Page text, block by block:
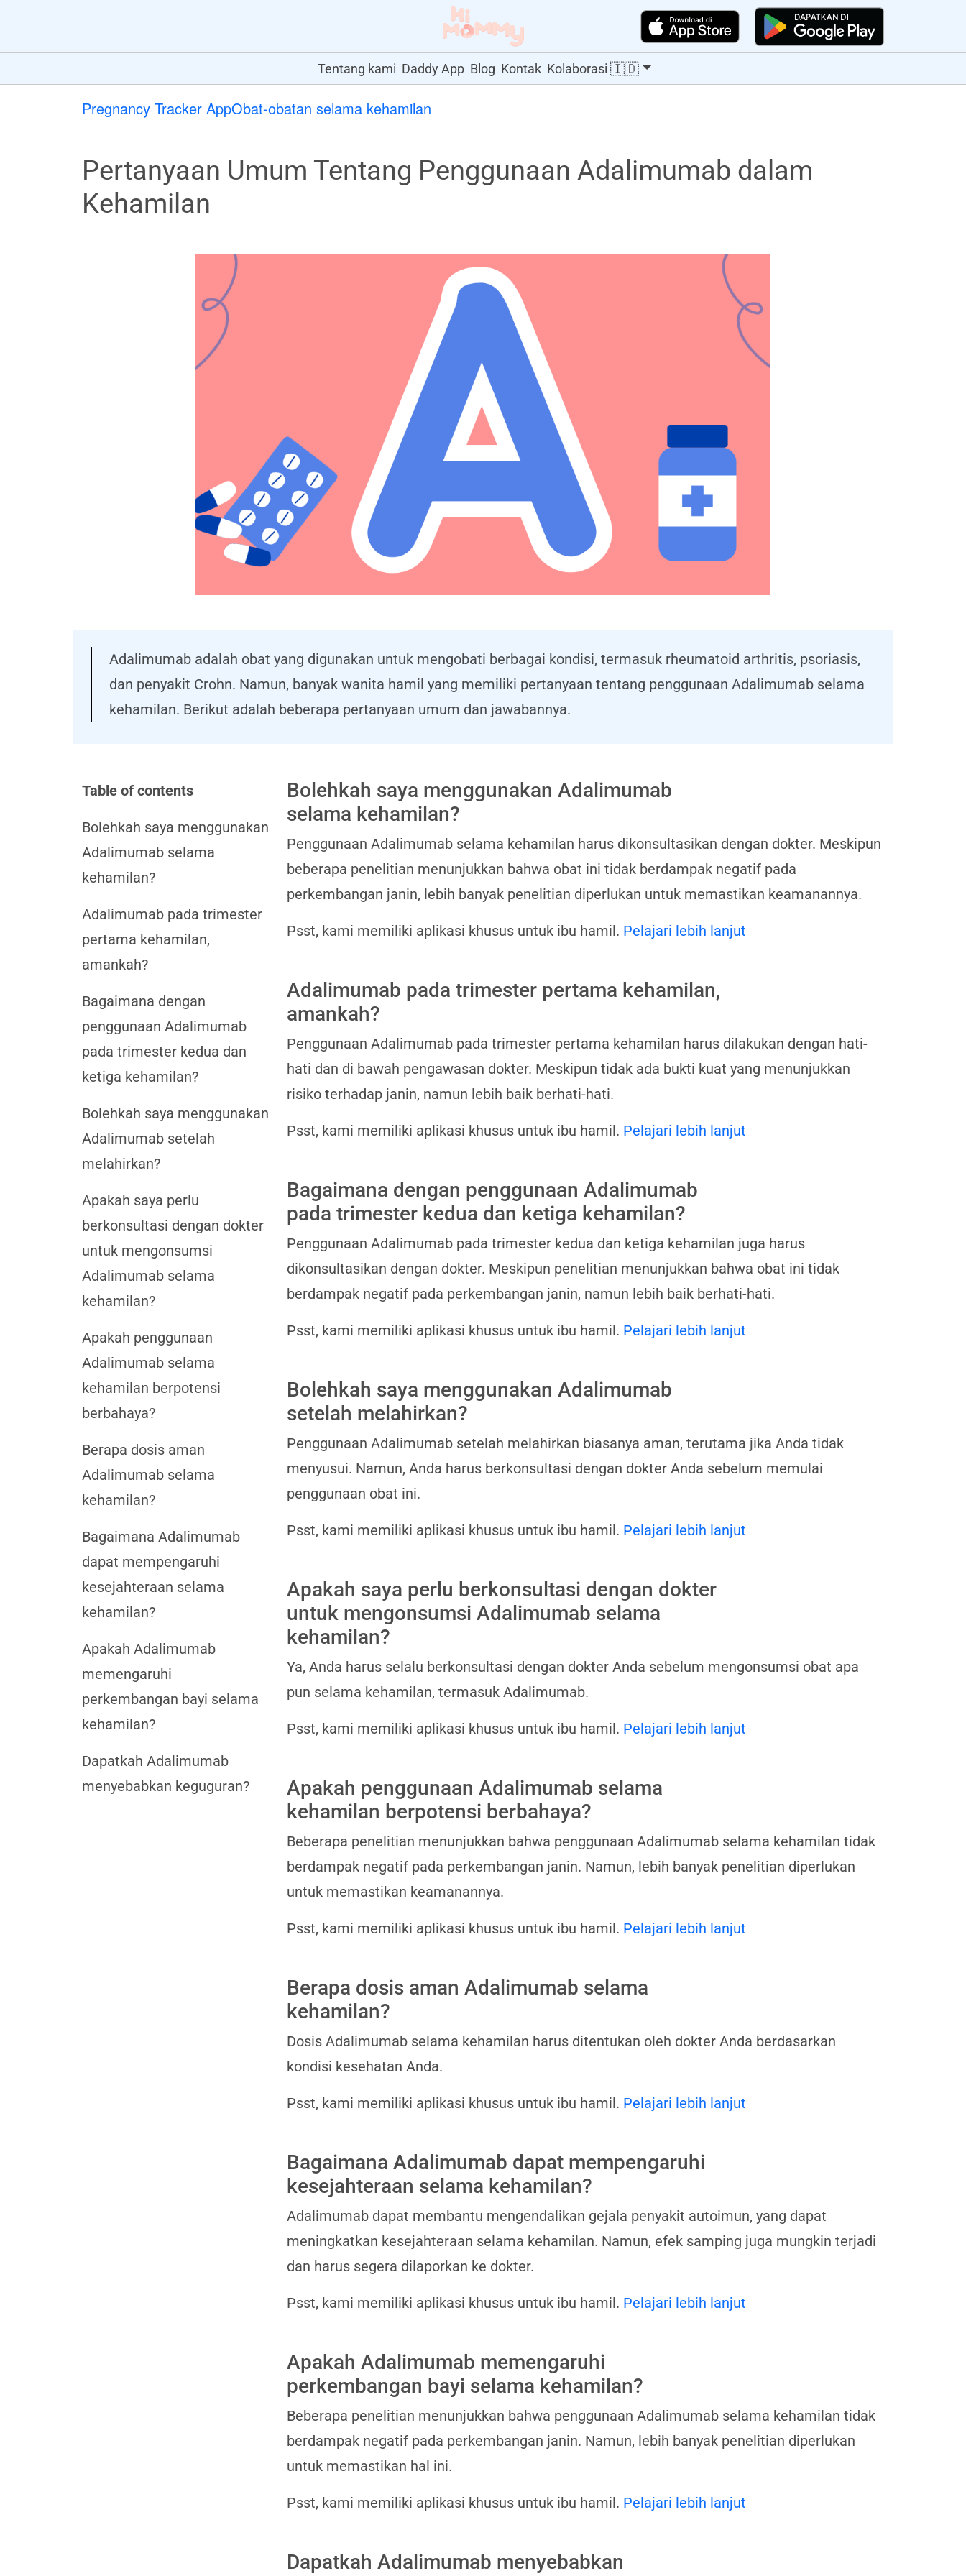
Tentang kami Daddy App Blog Kontak Kolaborasi 🇮🇩
Pregnancy Tracker AppObat-obatan selama kehamilan
Pertanyaan Umum Tentang Penggunaan Adalimumab dalam
Kehamilan
Adalimumab adalah obat yang digunakan untuk mengobati berbagai kondisi, termasuk rheumatoid arthritis, psoriasis,
dan penyakit Crohn. Namun, banyak wanita hamil yang memiliki pertanyaan tentang penggunaan Adalimumab selama
kehamilan. Berikut adalah beberapa pertanyaan umum dan jawabannya.
Table of contents
Bolehkah saya menggunakan
Adalimumab selama
kehamilan?
Adalimumab pada trimester
pertama kehamilan,
amankah?
Bagaimana dengan
penggunaan Adalimumab
pada trimester kedua dan
ketiga kehamilan?
Bolehkah saya menggunakan
Adalimumab setelah
melahirkan?
Apakah saya perlu
berkonsultasi dengan dokter
untuk mengonsumsi
Adalimumab selama
kehamilan?
Apakah penggunaan
Adalimumab selama
kehamilan berpotensi
berbahaya?
Berapa dosis aman
Adalimumab selama
kehamilan?
Bagaimana Adalimumab
dapat mempengaruhi
kesejahteraan selama
kehamilan?
Apakah Adalimumab
memengaruhi
perkembangan bayi selama
kehamilan?
Dapatkah Adalimumab
menyebabkan keguguran?
Bolehkah saya menggunakan Adalimumab
selama kehamilan?
Penggunaan Adalimumab selama kehamilan harus dikonsultasikan dengan dokter. Meskipun
beberapa penelitian menunjukkan bahwa obat ini tidak berdampak negatif pada
perkembangan janin, lebih banyak penelitian diperlukan untuk memastikan keamanannya.
Psst, kami memiliki aplikasi khusus untuk ibu hamil. Pelajari lebih lanjut
Adalimumab pada trimester pertama kehamilan,
amankah?
Penggunaan Adalimumab pada trimester pertama kehamilan harus dilakukan dengan hati-
hati dan di bawah pengawasan dokter. Meskipun tidak ada bukti kuat yang menunjukkan
risiko terhadap janin, namun lebih baik berhati-hati.
Psst, kami memiliki aplikasi khusus untuk ibu hamil. Pelajari lebih lanjut
Bagaimana dengan penggunaan Adalimumab
pada trimester kedua dan ketiga kehamilan?
Penggunaan Adalimumab pada trimester kedua dan ketiga kehamilan juga harus
dikonsultasikan dengan dokter. Meskipun penelitian menunjukkan bahwa obat ini tidak
berdampak negatif pada perkembangan janin, namun lebih baik berhati-hati.
Psst, kami memiliki aplikasi khusus untuk ibu hamil. Pelajari lebih lanjut
Bolehkah saya menggunakan Adalimumab
setelah melahirkan?
Penggunaan Adalimumab setelah melahirkan biasanya aman, terutama jika Anda tidak
menyusui. Namun, Anda harus berkonsultasi dengan dokter Anda sebelum memulai
penggunaan obat ini.
Psst, kami memiliki aplikasi khusus untuk ibu hamil. Pelajari lebih lanjut
Apakah saya perlu berkonsultasi dengan dokter
untuk mengonsumsi Adalimumab selama
kehamilan?
Ya, Anda harus selalu berkonsultasi dengan dokter Anda sebelum mengonsumsi obat apa
pun selama kehamilan, termasuk Adalimumab.
Psst, kami memiliki aplikasi khusus untuk ibu hamil. Pelajari lebih lanjut
Apakah penggunaan Adalimumab selama
kehamilan berpotensi berbahaya?
Beberapa penelitian menunjukkan bahwa penggunaan Adalimumab selama kehamilan tidak
berdampak negatif pada perkembangan janin. Namun, lebih banyak penelitian diperlukan
untuk memastikan keamanannya.
Psst, kami memiliki aplikasi khusus untuk ibu hamil. Pelajari lebih lanjut
Berapa dosis aman Adalimumab selama
kehamilan?
Dosis Adalimumab selama kehamilan harus ditentukan oleh dokter Anda berdasarkan
kondisi kesehatan Anda.
Psst, kami memiliki aplikasi khusus untuk ibu hamil. Pelajari lebih lanjut
Bagaimana Adalimumab dapat mempengaruhi
kesejahteraan selama kehamilan?
Adalimumab dapat membantu mengendalikan gejala penyakit autoimun, yang dapat
meningkatkan kesejahteraan selama kehamilan. Namun, efek samping juga mungkin terjadi
dan harus segera dilaporkan ke dokter.
Psst, kami memiliki aplikasi khusus untuk ibu hamil. Pelajari lebih lanjut
Apakah Adalimumab memengaruhi
perkembangan bayi selama kehamilan?
Beberapa penelitian menunjukkan bahwa penggunaan Adalimumab selama kehamilan tidak
berdampak negatif pada perkembangan janin. Namun, lebih banyak penelitian diperlukan
untuk memastikan hal ini.
Psst, kami memiliki aplikasi khusus untuk ibu hamil. Pelajari lebih lanjut
Dapatkah Adalimumab menyebabkan